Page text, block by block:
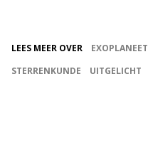
LEES MEER OVER EXOPLANEET
STERRENKUNDE
UITGELICHT